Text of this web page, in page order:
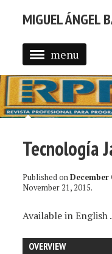
MIGUEL ÁNGEL
menu
ABOUT ME
PROFESSIONAL
BLOG
BLOG (EN)
Tecnología
Published onDecember
November 21, 2015.
Available inEnglish.
OVERVIEW